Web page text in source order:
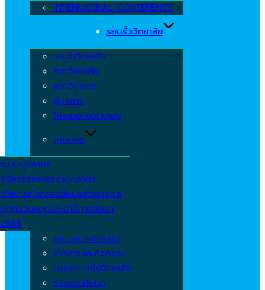
INTERNATINAL CONFERENCE
รอบรั้ววิทยาลัย
แนะนำวิทยาลัย
สภาวิทยาลัย
สภาวิชาการ
ผู้บริหาร
โครงสร้างวิทยาลัย
บุคลากร
ระบบบุคลากร
คู่มือจรรยาบรรณบุคลากร
นโยบายคุ้มครองข้อมูลส่วนบุคคล
ปฏิทินวันหยุดประจำปีการศึกษา
2568
คณะและหน่วยงาน
ข่าวสารและกิจกรรม
บรรยากาศในวิทยาลัย
ร่วมงานกับเรา